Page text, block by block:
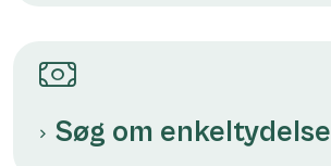
Søg om enkeltydelse